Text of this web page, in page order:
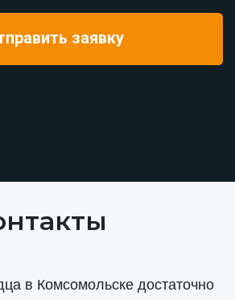
в Комсомольске достаточно